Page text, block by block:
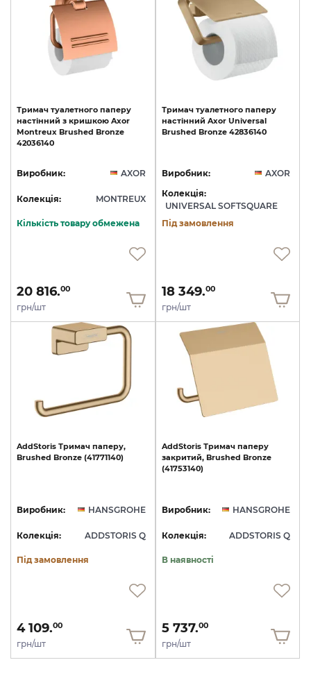
Тримач туалетного паперу
настінний з кришкою Axor
Montreux Brushed Bronze
42036140
Виробник: AXOR
Колекція: MONTREUX
Кількість товару обмежена
20 816.00
грн/шт
Тримач туалетного паперу
настінний Axor Universal
Brushed Bronze 42836140
Виробник:
AXOR
Колекція:
UNIVERSAL SOFTSQUARE
Під замовлення
18 349.00
грн/шт
AddStoris Тримач паперу,
Brushed Bronze (41771140)
Виробник: HANSGROHE
Колекція: ADDSTORIS Q
Під замовлення
4 109.00
грн/шт
AddStoris Тримач паперу
закритий, Brushed Bronze
(41753140)
Виробник: HANSGROHE
Колекція: ADDSTORIS Q
В наявності
5 737.00
грн/шт